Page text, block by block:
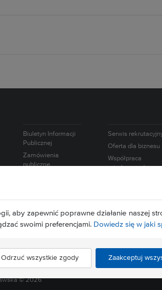
Biuletyn Informacji
Publicznej
Zamówienia
publiczne
Wybory
Europejska Karta
Naukowca
Serwis
Oferta dla biznesu
Współpraca
międzynarodowa
©2026
aby zapewnić poprawne działanie naszej
swoimi preferencjami. Dowiedz się w jaki
Odrzuć wszystkie zgody Zaakceptuj